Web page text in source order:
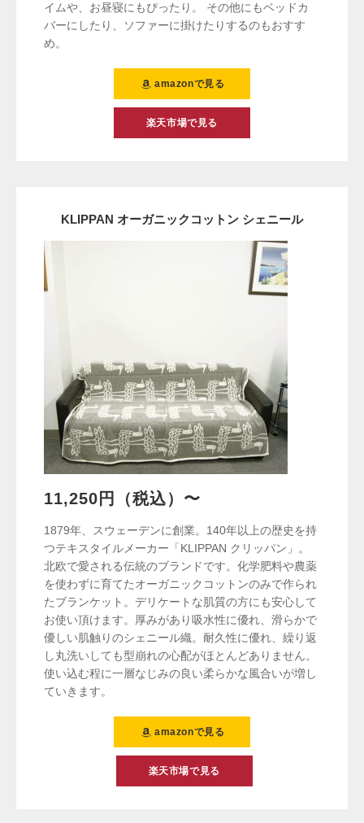
イムや、お昼寝にもぴったり。 その他にもベッドカ
バーにしたり、ソファーに掛けたりするのもおすす
め。
amazonで見る
楽天市場で見る
KLIPPAN オーガニックコットン シェニール
11,250円（税込）〜
1879年、スウェーデンに創業。140年以上の歴史を持
つテキスタイルメーカー「KLIPPAN クリッパン」。
北欧で愛される伝統のブランドです。化学肥料や農薬
を使わずに育てたオーガニックコットンのみで作られ
たブランケット。デリケートな肌質の方にも安心して
お使い頂けます。厚みがあり吸水性に優れ、滑らかで
優しい肌触りのシェニール織。耐久性に優れ、繰り返
し丸洗いしても型崩れの心配がほとんどありません。
使い込む程に一層なじみの良い柔らかな風合いが増し
ていきます。
amazonで見る
楽天市場で見る